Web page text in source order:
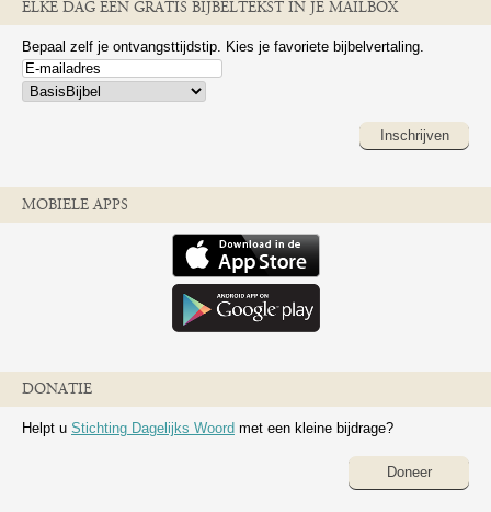
ELKE DAG EEN GRATIS BIJBELTEKST IN JE MAILBOX
Bepaal zelf je ontvangsttijdstip. Kies je favoriete bijbelvertaling.
Inschrijven
MOBIELE APPS
DONATIE
Helpt u Stichting Dagelijks Woord met een kleine bijdrage?
Doneer